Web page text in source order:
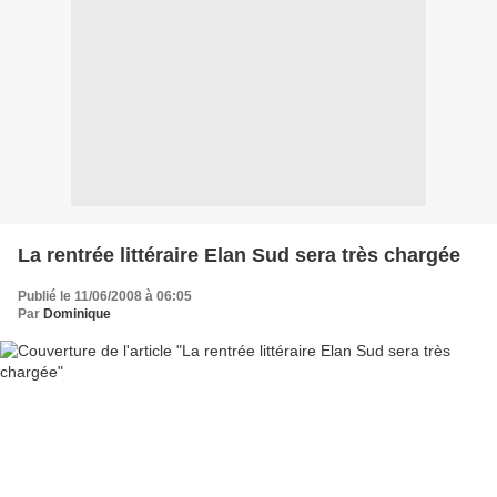
La rentrée littéraire Elan Sud sera très chargée
Publié le 11/06/2008 à 06:05
Par Dominique